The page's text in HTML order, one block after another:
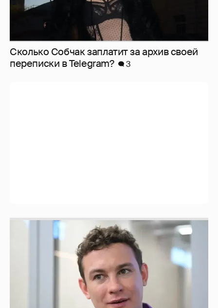
Сколько Собчак заплатит за архив своей
перeписки в Telegram?
3
Никита Кологривый высказался насчёт